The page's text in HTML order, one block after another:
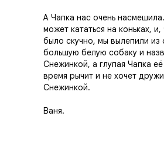
А Чапка нас очень
может кататься на коньках,
было скучно, мы вылепили из
большую белую собаку и
Снежинкой, а глупая Чапка
время рычит и не хочет
Снежинкой.
Ваня.